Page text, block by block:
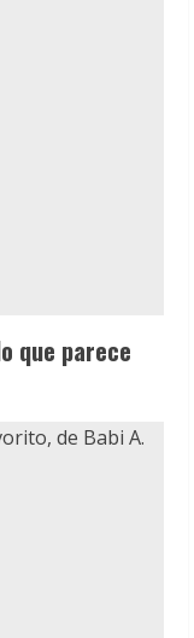
que parece